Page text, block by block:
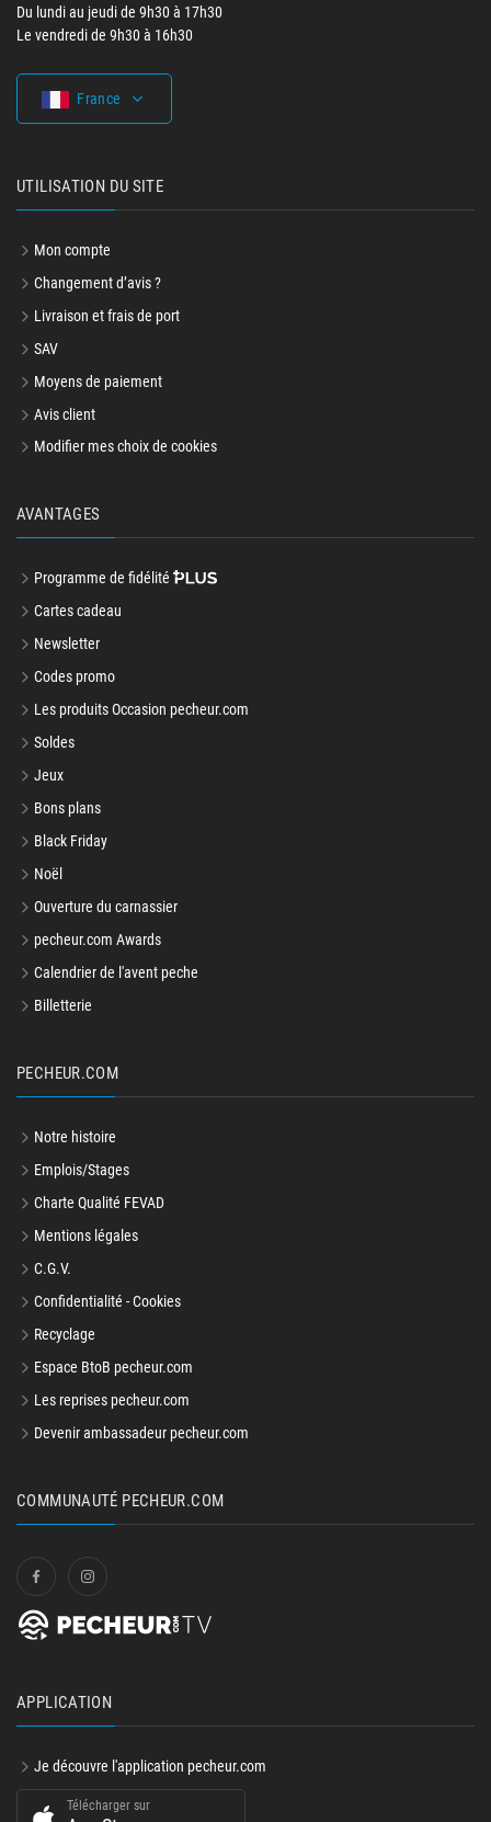
Du lundi au jeudi de 9h30 à 17h30
Le vendredi de 9h30 à 16h30
France
UTILISATION DU SITE
Mon compte
Changement d’avis ?
Livraison et frais de port
SAV
Moyens de paiement
Avis client
Modifier mes choix de cookies
AVANTAGES
Programme de fidélité
Cartes cadeau
Newsletter
Codes promo
Les produits Occasion pecheur.com
Soldes
Jeux
Bons plans
Black Friday
Noël
Ouverture du carnassier
pecheur.com Awards
Calendrier de l'avent peche
Billetterie
PECHEUR.COM
Notre histoire
Emplois/Stages
Charte Qualité FEVAD
Mentions légales
C.G.V.
Confidentialité - Cookies
Recyclage
Espace BtoB pecheur.com
Les reprises pecheur.com
Devenir ambassadeur pecheur.com
COMMUNAUTÉ PECHEUR.COM
APPLICATION
Je découvre l'application pecheur.com
Télécharger sur